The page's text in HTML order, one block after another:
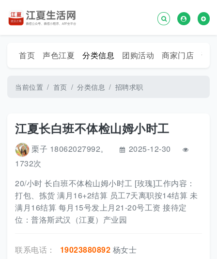
首页 声色江夏 分类信息 团购活动 商家门店 话
当前位置 首页 分类信息 招聘求职
江夏长白班不体检山姆小时工
栗子 18062027992。
2025-12-30
1732次
20/小时 长白班不体检山姆小时工 [玫瑰]工作内容：
打包、拣货 满月16+2结算 员工7天离职按14结算 未
满月16结算 每月15号发上月21-20号工资 接待定
位：普洛斯武汉（江夏）产业园
联系电话： 19023880892 杨女士